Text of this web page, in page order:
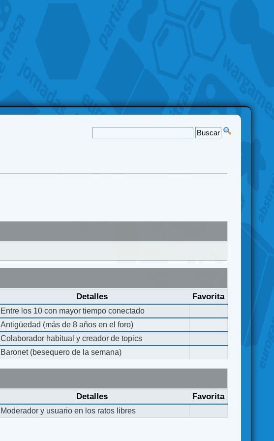
Detalles Favorita
Entre los 10 con mayor tiempo conectado
Antigüedad (más de 8 años en el foro)
Colaborador habitual y creador de topics
Baronet (besequero de la semana)
Detalles Favorita
Moderador y usuario en los ratos libres